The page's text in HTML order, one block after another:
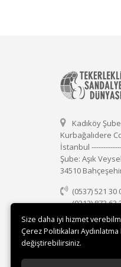
Kadıköy
Kurbağalıdere
İstanbul
Şube: Aşık
34510
(0537) 521 30
(0212) 873 63
(0537) 521 30
Size daha iyi hizmet
Çerez Politikaları
değiştirebilirsiniz.